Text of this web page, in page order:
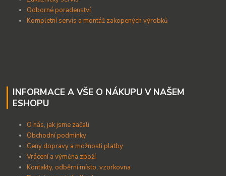
Odborné poradenství
Kompletní servis a montáž zakopených výrobků
INFORMACE A VŠE O NÁKUPU V NAŠEM
ESHOPU
O nás, jak jsme začali
Obchodní podmínky
Ceny dopravy a možnosti platby
Vrácení a výměna zboží
Kontakty, odběrní místo, vzorkovna